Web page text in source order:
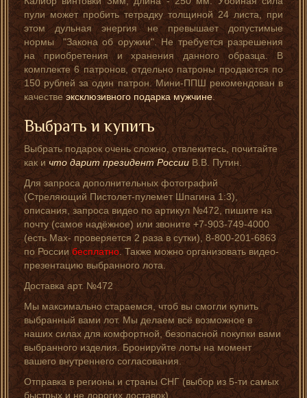
пули может пробить тетрадку толщиной 24 листа, при
этом дульная энергия не превышает допустимые
нормы "Закона об оружии". Не требуется разрешения
на приобретения и хранения данного образца. В
комплекте 6 патронов, отдельно патроны продаются по
150 рублей за один патрон. Мини-ППШ рекомендован в
качествеэксклюзивного подарка мужчине.
Выбрать и купить
Выбрать подарок очень сложно, отвлекитесь, почитайте
как ичто дарит президент РоссииВ.В. Путин.
Для запроса дополнительных фотографий
(Стреляющий Пистолет-пулемет Шпагина 1:3),
описания, запроса видео по артикул №472, пишите на
почту (самое надёжное) или звоните +7-903-749-4000
(есть Мах- проверяется 2 раза в сутки), 8-800-201-6863
по Россиибесплатно. Также можно организовать видео-
презентацию выбранного лота.
Доставка арт. №472
Мы максимально стараемся, чтоб вы смогли купить
выбранный вами лот. Мы делаем всё возможное в
наших силах для комфортной, безопасной покупки вами
выбранного изделия. Бронируйте лоты на момент
вашего внутреннего согласования.
Отправка в регионы и страны СНГ (выбор из 5-ти самых
быстрых и не дорогих доставок)